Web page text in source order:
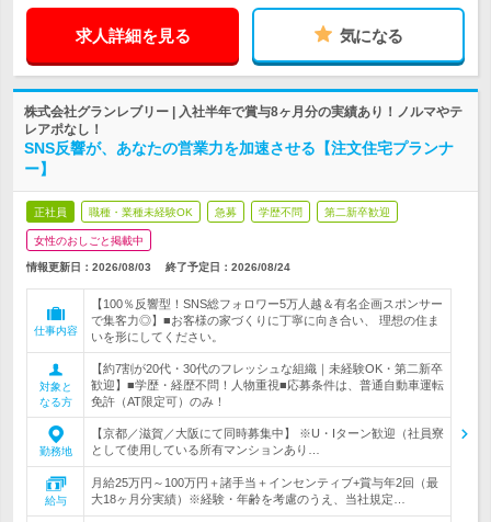
求人詳細を見る 気になる
株式会社グランレブリー | 入社半年で賞与8ヶ月分の実績あり！ノルマやテ
レアポなし！
SNS反響が、あなたの営業力を加速させる【注文住宅プランナ
ー】
正社員 職種・業種未経験OK 急募 学歴不問 第二新卒歓迎
女性のおしごと掲載中
情報更新日：2026/08/03 終了予定日： 2026/08/24
仕事内容
【100％反響型！SNS総フォロワー5万人越＆有名企画スポンサー
で集客力◎】■お客様の家づくりに丁寧に向き合い、 理想の住ま
いを形にしてください。
対象と
なる方
【約7割が20代・30代のフレッシュな組織｜未経験OK・第二新卒
歓迎】■学歴・経歴不問！人物重視■応募条件は、普通自動車運転
免許（AT限定可）のみ！
勤務地
【京都／滋賀／大阪にて同時募集中】 ※U・Iターン歓迎（社員寮
として使用している所有マンションあり…
給与
月給25万円～100万円＋諸手当＋インセンティブ+賞与年2回（最
大18ヶ月分実績）※経験・年齢を考慮のうえ、当社規定…